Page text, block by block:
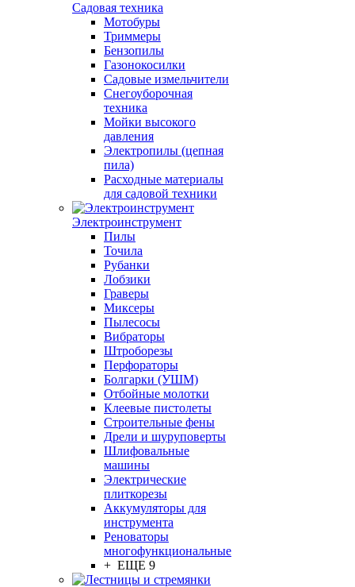
Садовая техника
Мотобуры
Триммеры
Бензопилы
Газонокосилки
Садовые измельчители
Снегоуборочная
техника
Мойки высокого
давления
Электропилы (цепная
пила)
Расходные материалы
для садовой техники
Электроинструмент
Пилы
Точила
Рубанки
Лобзики
Граверы
Миксеры
Пылесосы
Вибраторы
Штроборезы
Перфораторы
Болгарки (УШМ)
Отбойные молотки
Клеевые пистолеты
Строительные фены
Дрели и шуруповерты
Шлифовальные
машины
Электрические
плиткорезы
Аккумуляторы для
инструмента
Реноваторы
многофункциональные
+ ЕЩЕ 9